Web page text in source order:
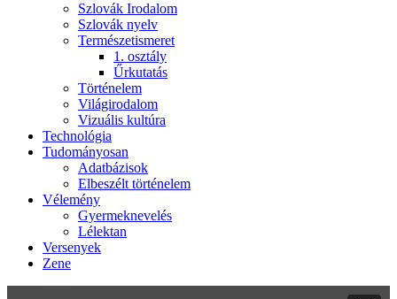
Szlovák Irodalom
Szlovák nyelv
Természetismeret
1. osztály
Űrkutatás
Történelem
Világirodalom
Vizuális kultúra
Technológia
Tudományosan
Adatbázisok
Elbeszélt történelem
Vélemény
Gyermeknevelés
Lélektan
Versenyek
Zene